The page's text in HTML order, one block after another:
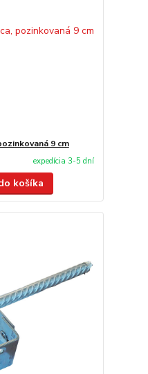
9 cm
expedícia 3-5 dní
košíka